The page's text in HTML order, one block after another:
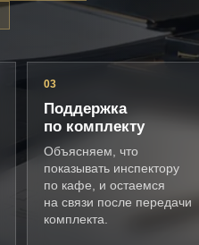
03
Поддержка
по комплекту
Объясняем, что
показывать инспектору
по кафе, и остаемся
на связи после передачи
комплекта.